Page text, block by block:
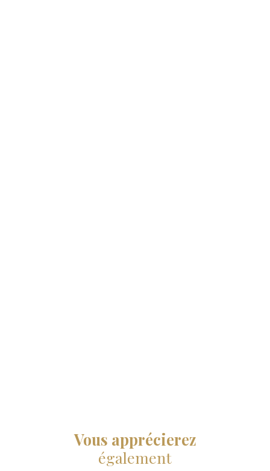
Vous apprécierez
également